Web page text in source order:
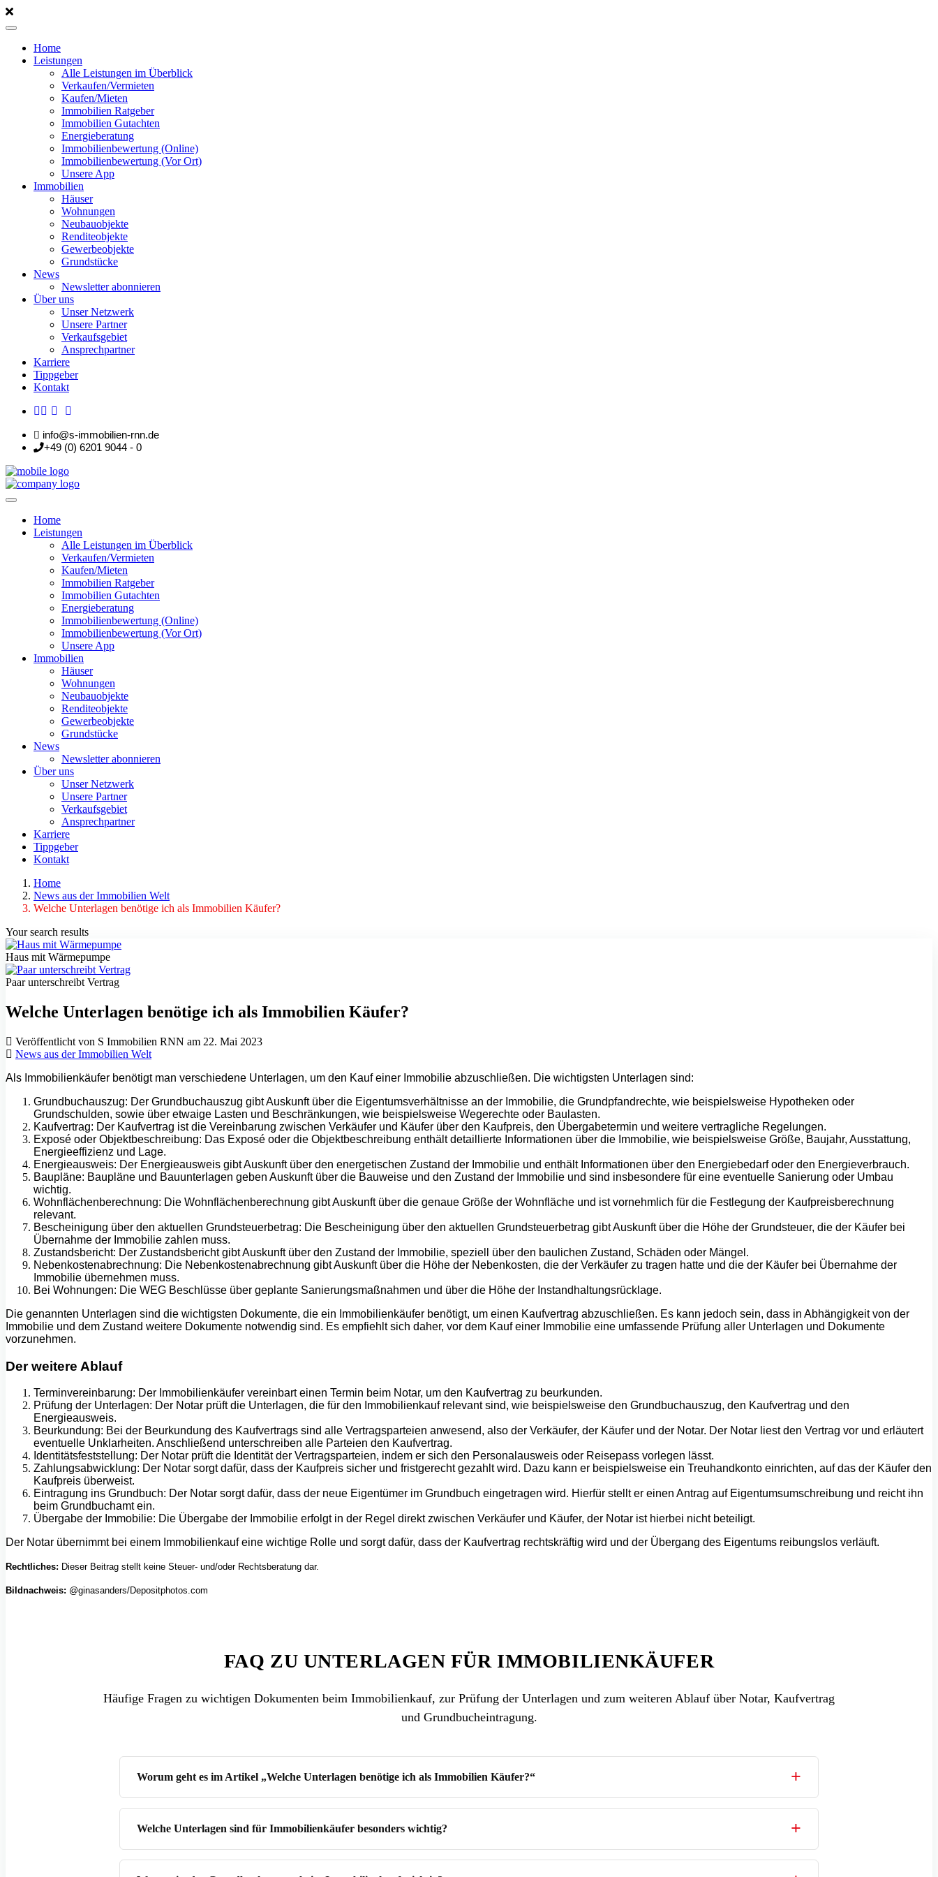
Home
Leistungen
Alle Leistungen im Überblick
Verkaufen/Vermieten
Kaufen/Mieten
Immobilien Ratgeber
Immobilien Gutachten
Energieberatung
Immobilienbewertung (Online)
Immobilienbewertung (Vor Ort)
Unsere App
Immobilien
Häuser
Wohnungen
Neubauobjekte
Renditeobjekte
Gewerbeobjekte
Grundstücke
News
Newsletter abonnieren
Über uns
Unser Netzwerk
Unsere Partner
Verkaufsgebiet
Ansprechpartner
Karriere
Tippgeber
Kontakt
info@s-immobilien-rnn.de
+49 (0) 6201 9044 - 0
Home
Leistungen
Alle Leistungen im Überblick
Verkaufen/Vermieten
Kaufen/Mieten
Immobilien Ratgeber
Immobilien Gutachten
Energieberatung
Immobilienbewertung (Online)
Immobilienbewertung (Vor Ort)
Unsere App
Immobilien
Häuser
Wohnungen
Neubauobjekte
Renditeobjekte
Gewerbeobjekte
Grundstücke
News
Newsletter abonnieren
Über uns
Unser Netzwerk
Unsere Partner
Verkaufsgebiet
Ansprechpartner
Karriere
Tippgeber
Kontakt
Home
News aus der Immobilien Welt
Welche Unterlagen benötige ich als Immobilien Käufer?
Your search results
Haus mit Wärmepumpe
Paar unterschreibt Vertrag
Welche Unterlagen benötige ich als Immobilien Käufer?
Veröffentlicht von S Immobilien RNN am 22. Mai 2023
News aus der Immobilien Welt
Als Immobilienkäufer benötigt man verschiedene Unterlagen, um den Kauf einer Immobilie abzuschließen. Die wichtigsten Unterlagen sind:
Grundbuchauszug: Der Grundbuchauszug gibt Auskunft über die Eigentumsverhältnisse an der Immobilie, die Grundpfandrechte, wie beispielsweise Hypotheken oder
Grundschulden, sowie über etwaige Lasten und Beschränkungen, wie beispielsweise Wegerechte oder Baulasten.
Kaufvertrag: Der Kaufvertrag ist die Vereinbarung zwischen Verkäufer und Käufer über den Kaufpreis, den Übergabetermin und weitere vertragliche Regelungen.
Exposé oder Objektbeschreibung: Das Exposé oder die Objektbeschreibung enthält detaillierte Informationen über die Immobilie, wie beispielsweise Größe, Baujahr, Ausstattung,
Energieeffizienz und Lage.
Energieausweis: Der Energieausweis gibt Auskunft über den energetischen Zustand der Immobilie und enthält Informationen über den Energiebedarf oder den Energieverbrauch.
Baupläne: Baupläne und Bauunterlagen geben Auskunft über die Bauweise und den Zustand der Immobilie und sind insbesondere für eine eventuelle Sanierung oder Umbau
wichtig.
Wohnflächenberechnung: Die Wohnflächenberechnung gibt Auskunft über die genaue Größe der Wohnfläche und ist vornehmlich für die Festlegung der Kaufpreisberechnung
relevant.
Bescheinigung über den aktuellen Grundsteuerbetrag: Die Bescheinigung über den aktuellen Grundsteuerbetrag gibt Auskunft über die Höhe der Grundsteuer, die der Käufer bei
Übernahme der Immobilie zahlen muss.
Zustandsbericht: Der Zustandsbericht gibt Auskunft über den Zustand der Immobilie, speziell über den baulichen Zustand, Schäden oder Mängel.
Nebenkostenabrechnung: Die Nebenkostenabrechnung gibt Auskunft über die Höhe der Nebenkosten, die der Verkäufer zu tragen hatte und die der Käufer bei Übernahme der
Immobilie übernehmen muss.
Bei Wohnungen: Die WEG Beschlüsse über geplante Sanierungsmaßnahmen und über die Höhe der Instandhaltungsrücklage.
Die genannten Unterlagen sind die wichtigsten Dokumente, die ein Immobilienkäufer benötigt, um einen Kaufvertrag abzuschließen. Es kann jedoch sein, dass in Abhängigkeit von der
Immobilie und dem Zustand weitere Dokumente notwendig sind. Es empfiehlt sich daher, vor dem Kauf einer Immobilie eine umfassende Prüfung aller Unterlagen und Dokumente
vorzunehmen.
Der weitere Ablauf
Terminvereinbarung: Der Immobilienkäufer vereinbart einen Termin beim Notar, um den Kaufvertrag zu beurkunden.
Prüfung der Unterlagen: Der Notar prüft die Unterlagen, die für den Immobilienkauf relevant sind, wie beispielsweise den Grundbuchauszug, den Kaufvertrag und den
Energieausweis.
Beurkundung: Bei der Beurkundung des Kaufvertrags sind alle Vertragsparteien anwesend, also der Verkäufer, der Käufer und der Notar. Der Notar liest den Vertrag vor und erläutert
eventuelle Unklarheiten. Anschließend unterschreiben alle Parteien den Kaufvertrag.
Identitätsfeststellung: Der Notar prüft die Identität der Vertragsparteien, indem er sich den Personalausweis oder Reisepass vorlegen lässt.
Zahlungsabwicklung: Der Notar sorgt dafür, dass der Kaufpreis sicher und fristgerecht gezahlt wird. Dazu kann er beispielsweise ein Treuhandkonto einrichten, auf das der Käufer den
Kaufpreis überweist.
Eintragung ins Grundbuch: Der Notar sorgt dafür, dass der neue Eigentümer im Grundbuch eingetragen wird. Hierfür stellt er einen Antrag auf Eigentumsumschreibung und reicht ihn
beim Grundbuchamt ein.
Übergabe der Immobilie: Die Übergabe der Immobilie erfolgt in der Regel direkt zwischen Verkäufer und Käufer, der Notar ist hierbei nicht beteiligt.
Der Notar übernimmt bei einem Immobilienkauf eine wichtige Rolle und sorgt dafür, dass der Kaufvertrag rechtskräftig wird und der Übergang des Eigentums reibungslos verläuft.
Rechtliches: Dieser Beitrag stellt keine Steuer- und/oder Rechtsberatung dar.
Bildnachweis: @ginasanders/Depositphotos.com
FAQ ZU UNTERLAGEN FÜR IMMOBILIENKÄUFER
Häufige Fragen zu wichtigen Dokumenten beim Immobilienkauf, zur Prüfung der Unterlagen und zum weiteren Ablauf über Notar, Kaufvertrag
und Grundbucheintragung.
Worum geht es im Artikel „Welche Unterlagen benötige ich als Immobilien Käufer?“
Welche Unterlagen sind für Immobilienkäufer besonders wichtig?